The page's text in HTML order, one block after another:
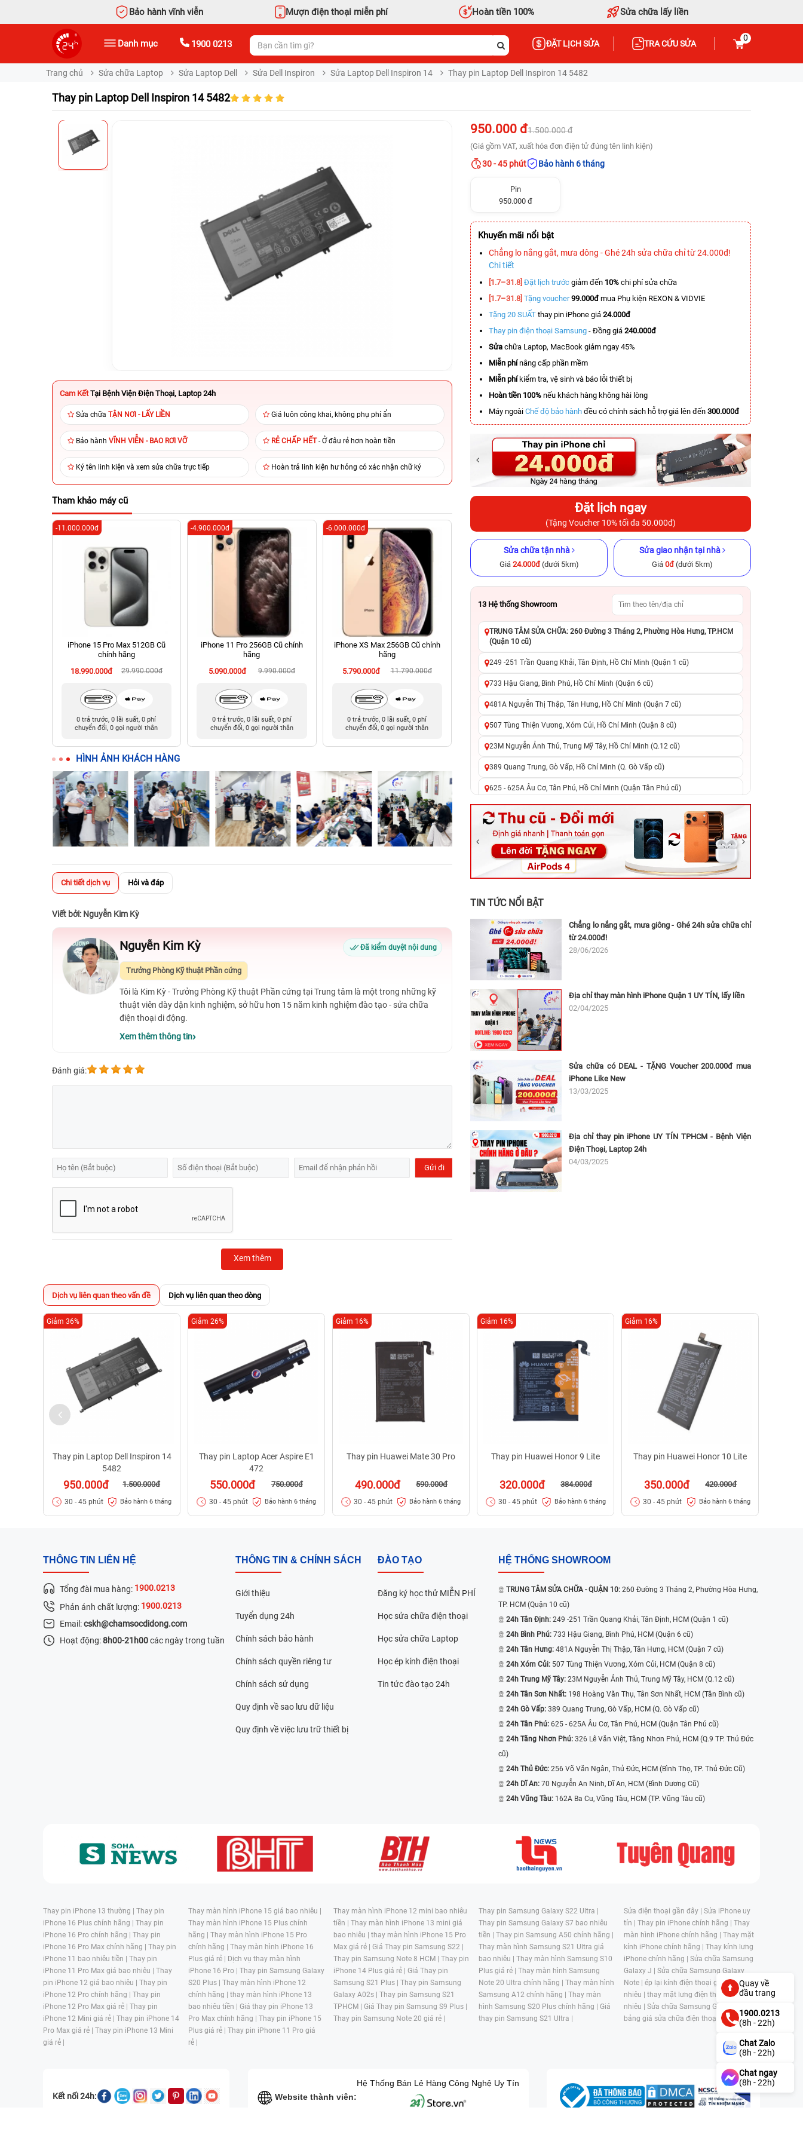
Bảo hành vĩnh viễn Mượn điện thoại miễn phí Hoàn tiền 100% Sửa chữa lấy liền
Danh mục 1900 0213 ĐẶT LỊCH SỬA TRA CỨU SỬA
0
Trang chủ Sửa chữa Laptop Sửa Laptop Dell Sửa Dell Inspiron Sửa Laptop Dell Inspiron 14 Thay pin Laptop Dell Inspiron 14 5482
Thay pin Laptop Dell Inspiron 14 5482
Cam Kết Tại Bệnh Viện Điện Thoại, Laptop 24h
Sửa chữa TẬN NƠI - LẤY LIỀN Giá luôn công khai, không phụ phí ẩn
Bảo hành VĨNH VIỄN - BAO RƠI VỠ RẺ CHẤP HẾT- Ở đâu rẻ hơn hoàn tiền
Ký tên linh kiện và xem sửa chữa trực tiếp Hoàn trả linh kiện hư hỏng có xác nhận chữ ký
Tham khảo máy cũ
iPhone 15 Pro Max 512GB Cũ
chính hãng
18.990.000đ
29.990.000đ
-11.000.000đ
0 trả trước, 0 lãi suất, 0 phí
chuyển đổi, 0 gọi người thân
iPhone 11 Pro 256GB Cũ chính
hãng
5.090.000đ
9.990.000đ
-4.900.000đ
0 trả trước, 0 lãi suất, 0 phí
chuyển đổi, 0 gọi người thân
iPhone XS Max 256GB Cũ chính
hãng
5.790.000đ
11.790.000đ
-6.000.000đ
0 trả trước, 0 lãi suất, 0 phí
chuyển đổi, 0 gọi người thân
iPhone 11 128GB Cũ chính hãng
4.590.000đ 7.990.000đ
-3.400.000đ
chuyển đổi, 0 gọi người thân
12.190.000đ 18.290.000đ
-6.100.000đ
chuyển đổi, 0 gọi người thân
-5.700.000đ
HÌNH ẢNH KHÁCH HÀNG
Chi tiết dịch vụ Hỏi và đáp
Viết bởi: Nguyễn Kim Kỳ
Nguyễn Kim Kỳ Đã kiểm duyệt nội dung
Trưởng Phòng Kỹ thuật Phần cứng
Tôi là Kim Kỳ - Trưởng Phòng Kỹ thuật Phần cứng tại Trung tâm là một trong những kỹ
thuật viên dày dặn kinh nghiệm, sở hữu hơn 15 năm kinh nghiệm đào tạo - sửa chữa
điện thoại di động.
Xem thêm thông tin
Đánh giá:
Xem thêm
950.000 đ1.500.000 đ
(Giá gồm VAT, xuất hóa đơn điện tử đúng tên linh kiện)
30 - 45 phút Bảo hành 6 tháng
Pin
950.000 đ
Khuyến mãi nổi bật
Chẳng lo nắng gắt, mưa dông - Ghé 24h sửa chữa chỉ từ 24.000đ!
Chi tiết
[1.7–31.8] Đặt lịch trước giảm đến 10% chi phí sửa chữa
[1.7–31.8] Tặng voucher 99.000đmua Phụ kiện REXON & VIDVIE
Tặng 20 SUẤT thay pin iPhone giá 24.000đ
Thay pin điện thoại Samsung - Đồng giá 240.000đ
Sửa chữa Laptop, MacBook giảm ngay 45%
Miễn phínâng cấp phần mềm
Miễn phíkiểm tra, vệ sinh và báo lỗi thiết bị
Hoàn tiền 100% nếu khách hàng không hài lòng
Máy ngoài Chế độ bảo hành đều có chính sách hỗ trợ giá lên đến 300.000đ
Đặt lịch ngay
(Tặng Voucher 10% tối đa 50.000đ)
Sửa chữa tận nhà
Giá 24.000đ(dưới 5km)
Sửa giao nhận tại nhà
Giá 0đ(dưới 5km)
13 Hệ thống Showroom
TRUNG TÂM SỬA CHỮA: 260 Đường 3 Tháng 2, Phường Hòa Hưng, TP.HCM
(Quận 10 cũ)
249 -251 Trần Quang Khải, Tân Định, Hồ Chí Minh (Quận 1 cũ)
733 Hậu Giang, Bình Phú, Hồ Chí Minh (Quận 6 cũ)
481A Nguyễn Thị Thập, Tân Hưng, Hồ Chí Minh (Quận 7 cũ)
507 Tùng Thiện Vương, Xóm Củi, Hồ Chí Minh (Quận 8 cũ)
23M Nguyễn Ảnh Thủ, Trung Mỹ Tây, Hồ Chí Minh (Q.12 cũ)
389 Quang Trung, Gò Vấp, Hồ Chí Minh (Q. Gò Vấp cũ)
625 - 625A Âu Cơ, Tân Phú, Hồ Chí Minh (Quận Tân Phú cũ)
326 Lê Văn Việt, Tăng Nhơn Phú, Hồ Chí Minh (Q.9 TP. Thủ Đức cũ)
256 Võ Văn Ngân, Thủ Đức, Hồ Chí Minh (Bình Thọ, TP. Thủ Đức Cũ)
70 Nguyễn An Ninh, Dĩ An, Hồ Chí Minh (Bình Dương Cũ)
24h Vũng Tàu: 162A Ba Cu, Vũng Tàu, Hồ Chí Minh (TP. Vũng Tàu cũ)
TIN TỨC NỔI BẬT
Chẳng lo nắng gắt, mưa giông - Ghé 24h sửa chữa chỉ
từ 24.000đ!
28/06/2026
Địa chỉ thay màn hình iPhone Quận 1 UY TÍN, lấy liền
02/04/2025
Sửa chữa có DEAL - TẶNG Voucher 200.000đ mua
iPhone Like New
13/03/2025
Địa chỉ thay pin iPhone UY TÍN TPHCM - Bệnh Viện
Điện Thoại, Laptop 24h
04/03/2025
Dịch vụ liên quan theo vấn đề Dịch vụ liên quan theo dòng
Thay pin Laptop Dell Inspiron 14
5482
950.000đ 1.500.000đ
Giảm 36%
30 - 45 phút Bảo hành 6 tháng
Thay pin Laptop Acer Aspire E1
472
550.000đ 750.000đ
Giảm 26%
30 - 45 phút Bảo hành 6 tháng
Thay pin Huawei Mate 30 Pro
490.000đ 590.000đ
Giảm 16%
30 - 45 phút Bảo hành 6 tháng
Thay pin Huawei Honor 9 Lite
320.000đ 384.000đ
Giảm 16%
30 - 45 phút Bảo hành 6 tháng
Thay pin Huawei Honor 10 Lite
350.000đ 420.000đ
Giảm 16%
30 - 45 phút Bảo hành 6 tháng
THÔNG TIN LIÊN HỆ
Tổng đài mua hàng: 1900.0213
Phản ánh chất lượng: 1900.0213
Email:cskh@chamsocdidong.com
Hoạt động:8h00-21h00các ngày trong tuần
THÔNG TIN & CHÍNH SÁCH
Giới thiệu
Tuyển dụng 24h
Chính sách bảo hành
Chính sách quyền riêng tư
Chính sách sử dụng
Quy định về sao lưu dữ liệu
Quy định về việc lưu trữ thiết bị
ĐÀO TẠO
Đăng ký học thử MIỄN PHÍ
Học sửa chữa điện thoại
Học sửa chữa Laptop
Học ép kính điện thoại
Tin tức đào tạo 24h
HỆ THỐNG SHOWROOM
TRUNG TÂM SỬA CHỮA - QUẬN 10: 260 Đường 3 Tháng 2, Phường Hòa Hưng,
TP. HCM (Quận 10 cũ)
24h Tân Định: 249 -251 Trần Quang Khải, Tân Định, HCM (Quận 1 cũ)
24h Bình Phú: 733 Hậu Giang, Bình Phú, HCM (Quận 6 cũ)
24h Tân Hưng: 481A Nguyễn Thị Thập, Tân Hưng, HCM (Quận 7 cũ)
24h Xóm Củi: 507 Tùng Thiện Vương, Xóm Củi, HCM (Quận 8 cũ)
24h Trung Mỹ Tây: 23M Nguyễn Ảnh Thủ, Trung Mỹ Tây, HCM (Q.12 cũ)
24h Tân Sơn Nhất: 198 Hoàng Văn Thụ, Tân Sơn Nhất, HCM (Tân Bình cũ)
24h Gò Vấp: 389 Quang Trung, Gò Vấp, HCM (Q. Gò Vấp cũ)
24h Tân Phú: 625 - 625A Âu Cơ, Tân Phú, HCM (Quận Tân Phú cũ)
24h Tăng Nhơn Phú: 326 Lê Văn Việt, Tăng Nhơn Phú, HCM (Q.9 TP. Thủ Đức
cũ)
24h Thủ Đức: 256 Võ Văn Ngân, Thủ Đức, HCM (Bình Thọ, TP. Thủ Đức Cũ)
24h Dĩ An: 70 Nguyễn An Ninh, Dĩ An, HCM (Bình Dương Cũ)
24h Vũng Tàu: 162A Ba Cu, Vũng Tàu, HCM (TP. Vũng Tàu cũ)
Thay pin iPhone 13 thường | Thay pin
iPhone 16 Plus chính hãng | Thay pin
iPhone 16 Pro chính hãng | Thay pin
iPhone 16 Pro Max chính hãng | Thay pin
iPhone 11 bao nhiêu tiền | Thay pin
iPhone 11 Pro Max giá bao nhiêu | Thay
pin iPhone 12 giá bao nhiêu | Thay pin
iPhone 12 Pro chính hãng | Thay pin
iPhone 12 Pro Max giá rẻ | Thay pin
iPhone 12 Mini giá rẻ | Thay pin iPhone 14
Pro Max giá rẻ | Thay pin iPhone 13 Mini
giá rẻ |
Thay màn hình iPhone 15 giá bao nhiêu |
Thay màn hình iPhone 15 Plus chính
hãng | Thay màn hình iPhone 15 Pro
chính hãng | Thay màn hình iPhone 16
Plus giá rẻ | Dịch vụ thay màn hình
iPhone 16 Pro | Thay pin Samsung Galaxy
S20 Plus | Thay màn hình iPhone 12
chính hãng | thay màn hình iPhone 13
bao nhiêu tiền | Giá thay pin iPhone 13
Pro Max chính hãng | Thay pin iPhone 15
Plus giá rẻ | Thay pin iPhone 11 Pro giá
rẻ |
Thay màn hình iPhone 12 mini bao nhiêu
tiền | Thay màn hình iPhone 13 mini giá
bao nhiêu | thay màn hình iPhone 15 Pro
Max giá rẻ | Giá Thay pin Samsung S22 |
Thay pin Samsung Note 8 HCM | Thay pin
iPhone 14 Plus giá rẻ | Giá Thay pin
Samsung S21 Plus | Thay pin Samsung
Galaxy A02s | Thay pin Samsung S21
TPHCM | Giá Thay pin Samsung S9 Plus |
Thay pin Samsung Note 20 giá rẻ |
Thay pin Samsung Galaxy S22 Ultra |
Thay pin Samsung Galaxy S7 bao nhiêu
tiền | Thay pin Samsung A50 chính hãng |
Thay màn hình Samsung S21 Ultra giá
bao nhiêu | Thay màn hình Samsung S10
Plus giá rẻ | Thay màn hình Samsung
Note 20 Ultra chính hãng | Thay màn hình
Samsung A12 chính hãng | Thay màn
hình Samsung S20 Plus chính hãng | Giá
thay pin Samsung S21 Ultra |
Sửa điện thoại gần đây | Sửa iPhone uy
tín | Thay pin iPhone chính hãng | Thay
màn hình iPhone chính hãng | Thay mặt
kính iPhone chính hãng | Thay kính lưng
iPhone chính hãng | Sửa chữa Samsung
Galaxy J | Sửa chữa Samsung Galaxy
Note | ép lại kính điện thoại giá bao
nhiêu | thay mặt lưng điện thoại giá bao
nhiêu | Sửa chữa Samsung Galaxy S |
bảng giá sửa chữa điện thoại samsung |
Kết nối 24h: Website thành viên:
Hệ Thống Bán Lẻ Hàng Công Nghệ Uy Tín
Quay về
đầu trang
1900.0213
(8h - 22h)
Chat Zalo
(8h - 22h)
Chat ngay
(8h - 22h)